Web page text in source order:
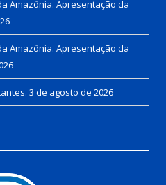
Amazônia. Apresentação da
Amazônia. Apresentação da
3 de agosto de 2026